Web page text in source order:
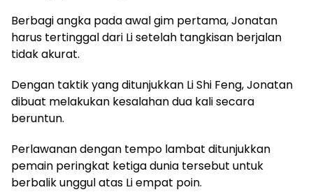
Berbagi angka pada awal gim pertama, Jonatan
harus tertinggal dari Li setelah tangkisan berjalan
tidak akurat.
Dengan taktik yang ditunjukkan Li Shi Feng, Jonatan
dibuat melakukan kesalahan dua kali secara
beruntun.
Perlawanan dengan tempo lambat ditunjukkan
pemain peringkat ketiga dunia tersebut untuk
berbalik unggul atas Li empat poin.